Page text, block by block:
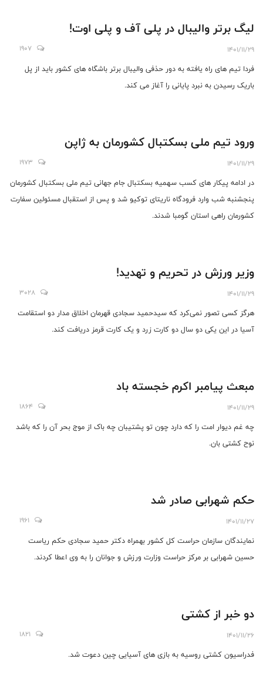
لیگ برتر والیبال در پلی آف و پلی اوت!
1401/11/29
1907
فردا تیم های راه یافته به دور حذفی والیبال برتر باشگاه های کشور باید از پل
باریک رسیدن به نبرد پایانی را آغاز می کند.
ورود تیم ملی بسکتبال کشورمان به ژاپن
1401/11/29
1973
در ادامه پیکار های کسب سهمیه بسکتبال جام جهانی تیم ملی بسکتبال کشورمان
پنجشنبه شب وارد فرودگاه ناریتای توکیو شد و پس از استقبال مسئولین سفارت
کشورمان راهی استان گومبا شدند.
وزیر ورزش در تحریم و تهدید!
1401/11/29
3028
هرگز کسی تصور نمی‌کرد که سیدحمید سجادی قهرمان اخلاق مدار دو استقامت
آسیا در این یکی دو سال دو کارت زرد و یک کارت قرمز دریافت کند.
مبعث پیامبر اکرم خجسته باد
1401/11/29
1864
چه غم دیوار امت را که دارد چون تو پشتیبان چه باک از موج بحر آن را که باشد
نوح کشتی بان.
حکم شهرابی صادر شد
1401/11/27
1961
نمایندگان سازمان حراست کل کشور بهمراه دکتر حمید سجادی حکم ریاست
حسین شهرابی بر مرکز حراست وزارت ورزش و جوانان را به وی اعطا کردند.
دو خبر از کشتی
1401/11/26
1821
فدراسیون کشتی روسیه به بازی های آسیایی چین دعوت شد.